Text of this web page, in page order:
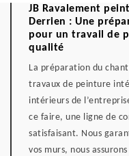
JB Ravalement
Derrien : Une
pour un travail de
qualité
La préparation du
travaux de peinture
intérieurs de
ce faire, une ligne de
satisfaisant. Nous
vos murs, nous